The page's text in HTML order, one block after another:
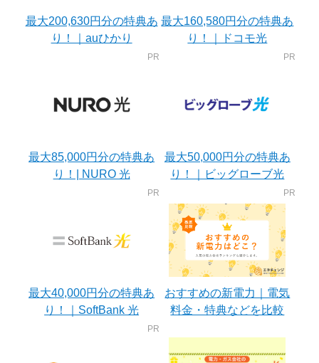
最大200,630円分の特典あ
り！｜auひかり
最大160,580円分の特典あ
り！｜ドコモ光
最大85,000円分の特典あ
り！| NURO 光
最大50,000円分の特典あ
り！｜ビッグローブ光
最大40,000円分の特典あ
り！｜SoftBank 光
おすすめの新電力｜電気
料金・特典などを比較